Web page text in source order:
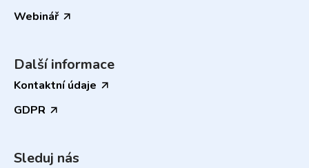
Webinář
Další informace
Kontaktní údaje
GDPR
Sleduj nás